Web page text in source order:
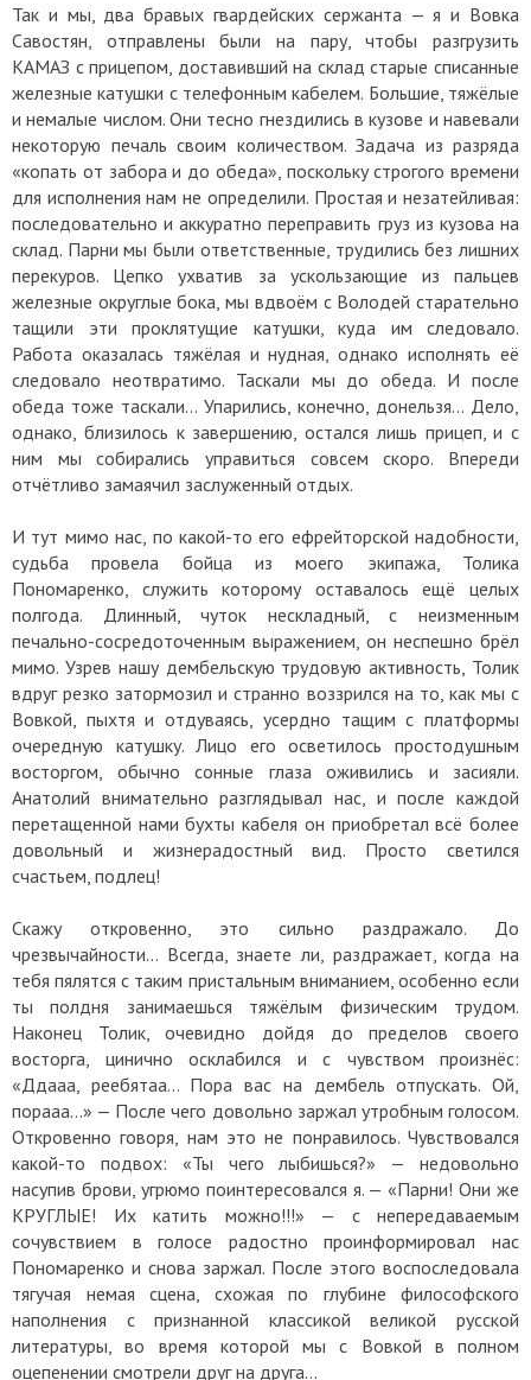
Так и мы, два бравых гвардейских сержанта — я и Вовка
Савостян, отправлены были на пару, чтобы разгрузить
КАМАЗ с прицепом, доставивший на склад старые списанные
железные катушки с телефонным кабелем. Большие, тяжёлые
и немалые числом. Они тесно гнездились в кузове и навевали
некоторую печаль своим количеством. Задача из разряда
«копать от забора и до обеда», поскольку строгого времени
для исполнения нам не определили. Простая и незатейливая:
последовательно и аккуратно переправить груз из кузова на
склад. Парни мы были ответственные, трудились без лишних
перекуров. Цепко ухватив за ускользающие из пальцев
железные округлые бока, мы вдвоём с Володей старательно
тащили эти проклятущие катушки, куда им следовало.
Работа оказалась тяжёлая и нудная, однако исполнять её
следовало неотвратимо. Таскали мы до обеда. И после
обеда тоже таскали… Упарились, конечно, донельзя… Дело,
однако, близилось к завершению, остался лишь прицеп, и с
ним мы собирались управиться совсем скоро. Впереди
отчётливо замаячил заслуженный отдых.
И тут мимо нас, по какой-то его ефрейторской надобности,
судьба провела бойца из моего экипажа, Толика
Пономаренко, служить которому оставалось ещё целых
полгода. Длинный, чуток нескладный, с неизменным
печально-сосредоточенным выражением, он неспешно брёл
мимо. Узрев нашу дембельскую трудовую активность, Толик
вдруг резко затормозил и странно воззрился на то, как мы с
Вовкой, пыхтя и отдуваясь, усердно тащим с платформы
очередную катушку. Лицо его осветилось простодушным
восторгом, обычно сонные глаза оживились и засияли.
Анатолий внимательно разглядывал нас, и после каждой
перетащенной нами бухты кабеля он приобретал всё более
довольный и жизнерадостный вид. Просто светился
счастьем, подлец!
Скажу откровенно, это сильно раздражало. До
чрезвычайности... Всегда, знаете ли, раздражает, когда на
тебя пялятся с таким пристальным вниманием, особенно если
ты полдня занимаешься тяжёлым физическим трудом.
Наконец Толик, очевидно дойдя до пределов своего
восторга, цинично осклабился и с чувством произнёс:
«Ддааа, реебятаа… Пора вас на дембель отпускать. Ой,
порааа…» — После чего довольно заржал утробным голосом.
Откровенно говоря, нам это не понравилось. Чувствовался
какой-то подвох: «Ты чего лыбишься?» — недовольно
насупив брови, угрюмо поинтересовался я. — «Парни! Они же
КРУГЛЫЕ! Их катить можно!!!» — с непередаваемым
сочувствием в голосе радостно проинформировал нас
Пономаренко и снова заржал. После этого воспоследовала
тягучая немая сцена, схожая по глубине философского
наполнения с признанной классикой великой русской
литературы, во время которой мы с Вовкой в полном
оцепенении смотрели друг на друга…